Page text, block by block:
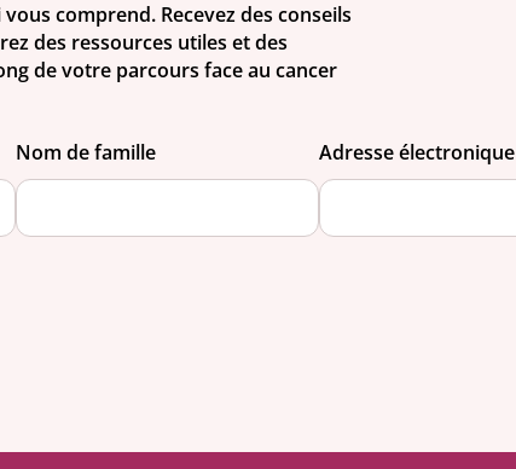
comprend. Recevez des conseils
des ressources utiles et des
de votre parcours face au cancer
Nom de famille Adresse électronique